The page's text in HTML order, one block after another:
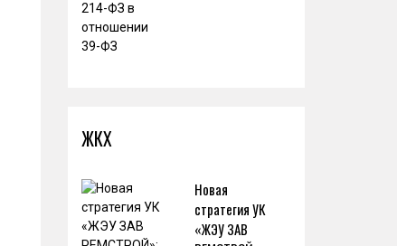
ЖКХ
Новая
стратегия УК
«ЖЭУ ЗАВ